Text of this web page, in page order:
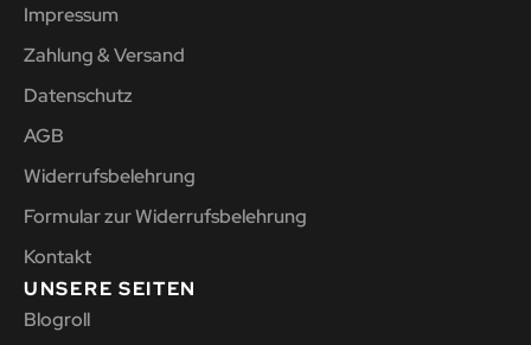
Impressum
Zahlung & Versand
Datenschutz
AGB
Widerrufsbelehrung
Formular zur Widerrufsbelehrung
Kontakt
UNSERE SEITEN
Blogroll